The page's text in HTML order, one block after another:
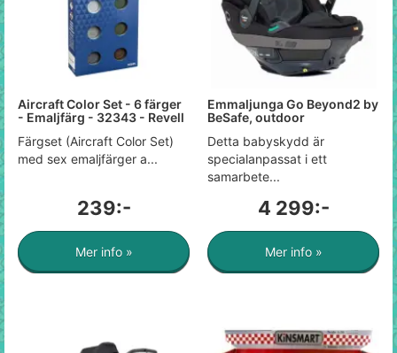
Aircraft Color Set - 6 färger
- Emaljfärg - 32343 - Revell
Färgset (Aircraft Color Set)
med sex emaljfärger a...
239:-
Mer info »
Emmaljunga Go Beyond2 by
BeSafe, outdoor
Detta babyskydd är
specialanpassat i ett
samarbete...
4 299:-
Mer info »